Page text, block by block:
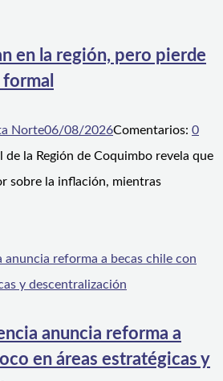
en la región, pero pierde
Norte06/08/2026Comentarios: 0
de la Región de Coquimbo revela que
sobre la inflación, mientras
anuncia reforma a
en áreas estratégicas y